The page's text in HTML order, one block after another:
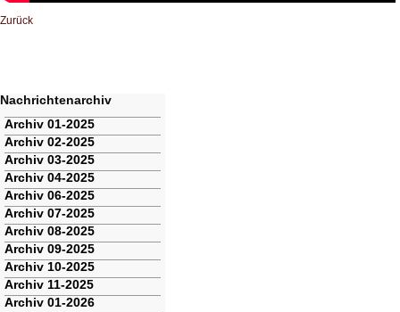
Zurück
Nachrichtenarchiv
Navigation
überspringen
Archiv 01-2025
Archiv 02-2025
Archiv 03-2025
Archiv 04-2025
Archiv 06-2025
Archiv 07-2025
Archiv 08-2025
Archiv 09-2025
Archiv 10-2025
Archiv 11-2025
Archiv 01-2026